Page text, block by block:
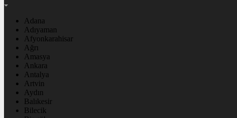
Adana
Adıyaman
Afyonkarahisar
Ağrı
Amasya
Ankara
Antalya
Artvin
Aydın
Balıkesir
Bilecik